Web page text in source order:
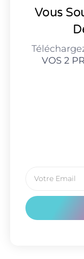
Vous
VOS 2